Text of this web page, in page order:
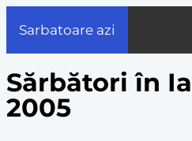
Sarbatoare azi
Sărbători în
2005